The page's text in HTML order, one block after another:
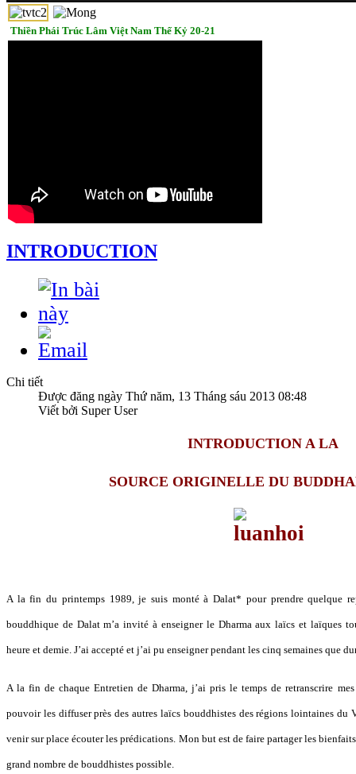
Thiền Phái Trúc Lâm Việt Nam Thế Kỷ 20-21
INTRODUCTION
Chi tiết
Được đăng ngày Thứ năm, 13 Tháng sáu 2013 08:48
Viết bởi Super User
INTRODUCTION A LA
SOURCE ORIGINELLE DU
A la fin du printemps 1989, je suis monté à Dalat* pour prendre quelque
bouddhique de Dalat m’a invité à enseigner le Dharma aux laïcs et laïques
heure et demie. J’ai accepté et j’ai pu enseigner pendant les cinq semaines que
A la fin de chaque Entretien de Dharma, j’ai pris le temps de retranscrire
pouvoir les diffuser près des autres laïcs bouddhistes des régions lointaines du
venir sur place écouter les prédications. Mon but est de faire partager les
grand nombre de bouddhistes possible.